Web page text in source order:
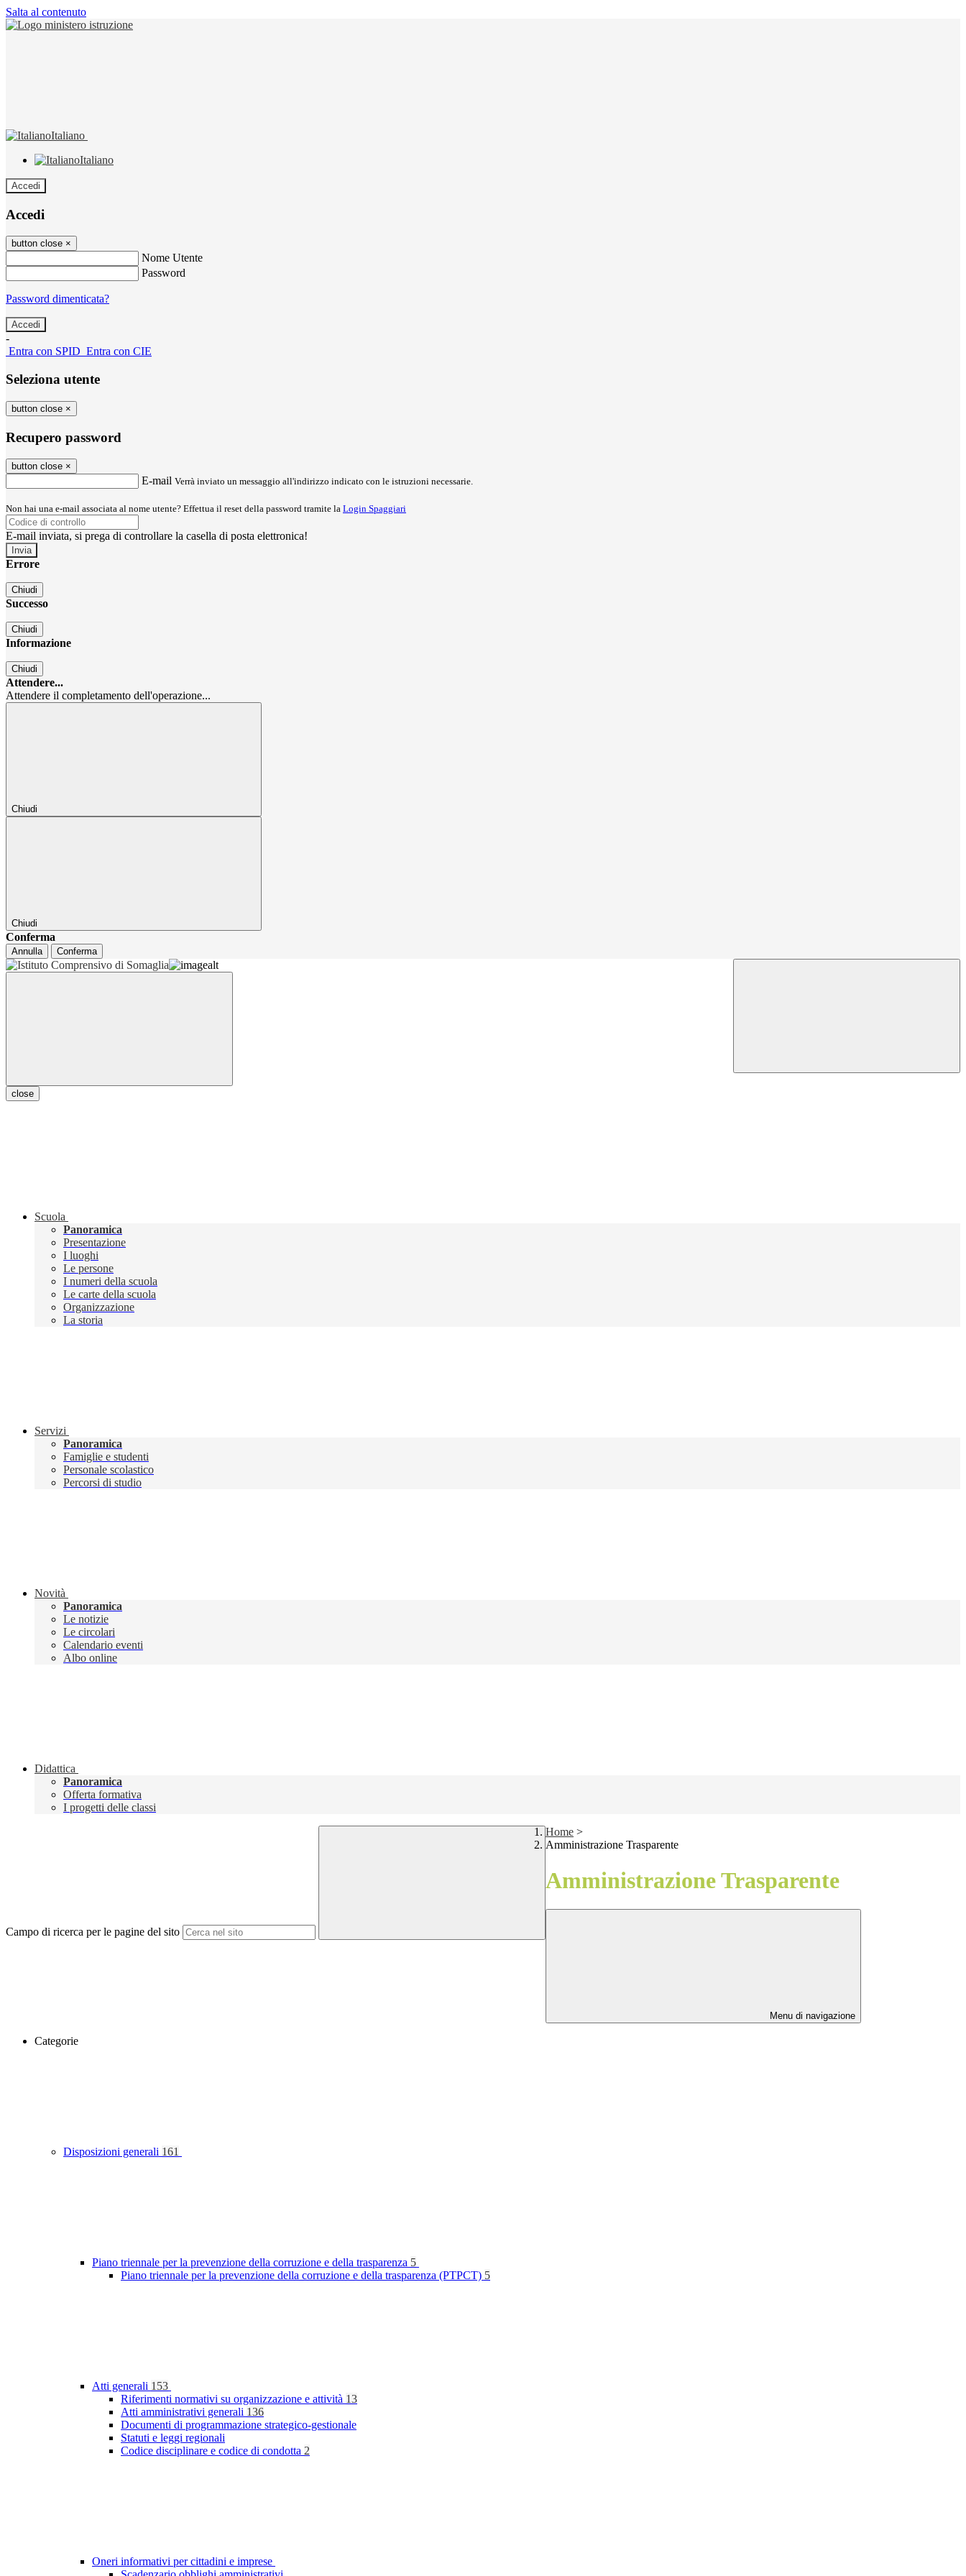
Salta al contenuto
Italiano
Italiano
Accedi
Accedi
button close ×
Nome Utente
Password
Password dimenticata?
-
Entra con SPID Entra con CIE
Seleziona utente
button close ×
Recupero password
button close ×
E-mail Verrà inviato un messaggio all'indirizzo indicato con le istruzioni necessarie.
Non hai una e-mail associata al nome utente? Effettua il reset della password tramite la Login Spaggiari
E-mail inviata, si prega di controllare la casella di posta elettronica!
Errore
Chiudi
Successo
Chiudi
Informazione
Chiudi
Attendere...
Attendere il completamento dell'operazione...
Chiudi
Chiudi
Conferma
Annulla Conferma
close
Scuola
Panoramica
Presentazione
I luoghi
Le persone
I numeri della scuola
Le carte della scuola
Organizzazione
La storia
Servizi
Panoramica
Famiglie e studenti
Personale scolastico
Percorsi di studio
Novità
Panoramica
Le notizie
Le circolari
Calendario eventi
Albo online
Didattica
Panoramica
Offerta formativa
I progetti delle classi
Campo di ricerca per le pagine del sito
Home >
Amministrazione Trasparente
Amministrazione Trasparente
Menu di navigazione
Categorie
Disposizioni generali 161
Piano triennale per la prevenzione della corruzione e della trasparenza 5
Piano triennale per la prevenzione della corruzione e della trasparenza (PTPCT) 5
Atti generali 153
Riferimenti normativi su organizzazione e attività 13
Atti amministrativi generali 136
Documenti di programmazione strategico-gestionale
Statuti e leggi regionali
Codice disciplinare e codice di condotta 2
Oneri informativi per cittadini e imprese